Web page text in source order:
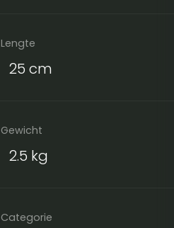
Lengte
25 cm
Gewicht
2.5 kg
Categorie